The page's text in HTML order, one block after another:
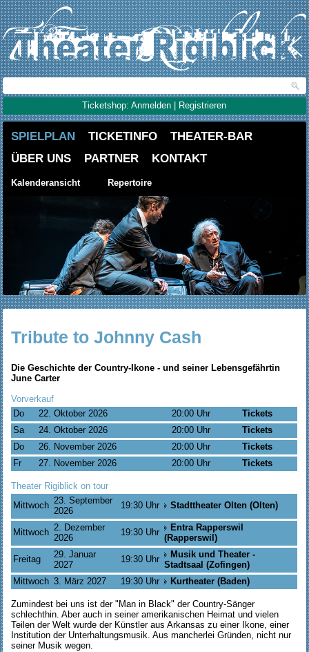
Ticketshop: Anmelden | Registrieren
SPIELPLAN TICKETINFO
THEATER-BAR
ÜBER UNS
PARTNER KONTAKT
Kalenderansicht Repertoire
Tribute to Johnny Cash
Die Geschichte der Country-Ikone - und seiner Lebensgefährtin
June Carter
Vorverkauf
Do
22. Oktober 2026 20:00 Uhr
Tickets
Sa
24. Oktober 2026 20:00 Uhr
Tickets
Do
26. November 2026 20:00 Uhr
Tickets
Fr
27. November 2026 20:00 Uhr Tickets
Theater Rigiblick on tour
Mittwoch 23. September
2026
19:30 Uhr Stadttheater Olten (Olten)
Mittwoch 2. Dezember
2026
19:30 Uhr
Entra Rapperswil
(Rapperswil)
Freitag
29. Januar
2027
19:30 Uhr
Musik und Theater -
Stadtsaal (Zofingen)
Mittwoch 3. März 2027 19:30 Uhr Kurtheater (Baden)
Zumindest bei uns ist der "Man in Black" der Country-Sänger
schlechthin. Aber auch in seiner amerikanischen Heimat und vielen
Teilen der Welt wurde der Künstler aus Arkansas zu einer Ikone, einer
Institution der Unterhaltungsmusik. Aus mancherlei Gründen, nicht nur
seiner Musik wegen.